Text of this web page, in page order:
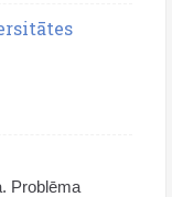
Problēma